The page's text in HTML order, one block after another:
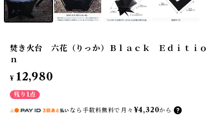
焚き火台 六花（りっか）Ｂｌａｃｋ Ｅｄｉｔｉｏ
ｎ
¥ 12,980
残り1点
なら 手数料無料で 月々 ¥4,320から